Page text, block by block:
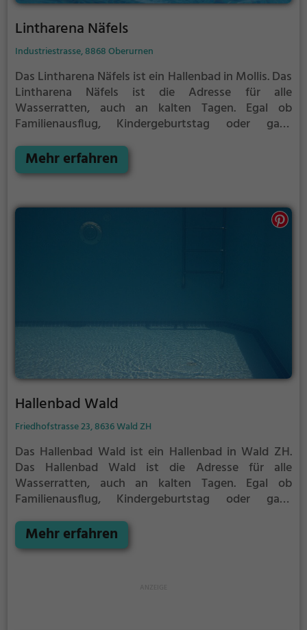
Lintharena Näfels
Industriestrasse, 8868 Oberurnen
Das Lintharena Näfels ist ein Hallenbad in Mollis.Das
Lintharena Näfels ist die Adresse für alle
Wasserratten, auch an kalten Tagen. Egal ob
Familienausflug, Kindergeburtstag oder ganz
jeder auf seine Kosten.
Mehr erfahren
Hallenbad Wald
Friedhofstrasse 23, 8636 Wald ZH
Das Hallenbad Wald ist ein Hallenbad in Wald ZH.
Das Hallenbad Wald ist die Adresse für alle
Wasserratten, auch an kalten Tagen. Egal ob
Familienausflug, Kindergeburtstag oder ganz
jeder auf seine Kosten.
Mehr erfahren